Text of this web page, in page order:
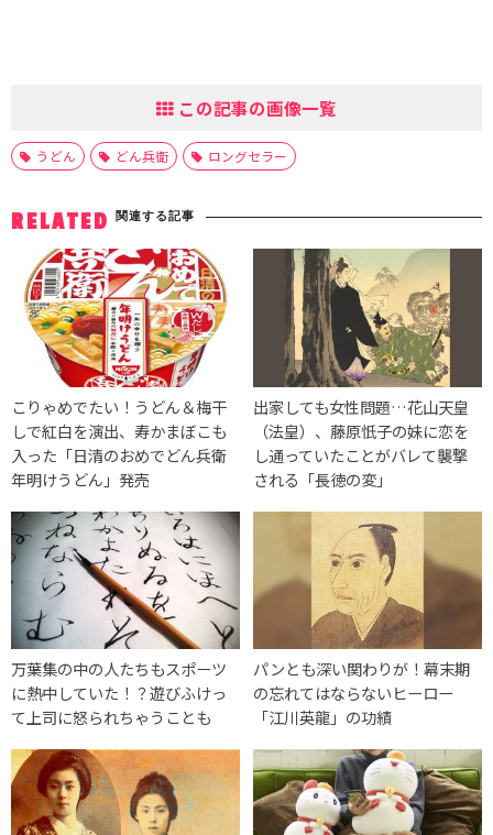
この記事の画像一覧
うどん どん兵衛 ロングセラー
RELATED 関連する記事
こりゃめでたい！うどん＆梅干
しで紅白を演出、寿かまぼこも
入った「日清のおめでどん兵衛
年明けうどん」発売
出家しても女性問題…花山天皇
（法皇）、藤原忯子の妹に恋を
し通っていたことがバレて襲撃
される「長徳の変」
万葉集の中の人たちもスポーツ
に熱中していた！？遊びふけっ
て上司に怒られちゃうことも
パンとも深い関わりが！幕末期
の忘れてはならないヒーロー
「江川英龍」の功績